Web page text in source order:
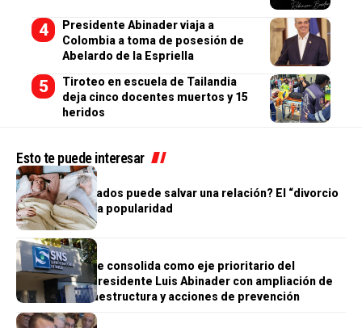
Presidente Abinader viaja a
Colombia a toma de posesión de
Abelardo de la Espriella
Tiroteo en escuela de Tailandia
deja cinco docentes muertos y 15
heridos
Esto te puede interesar
SALUD
¿Dormir separados puede salvar una relación? El “divorcio
del sueño” gana popularidad
GENERALESSALUD
Salud mental se consolida como eje prioritario del
Gobierno del presidente Luis Abinader con ampliación de
servicios, infraestructura y acciones de prevención
SALUD